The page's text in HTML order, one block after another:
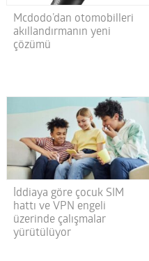
Mcdodo’dan otomobilleri
akıllandırmanın yeni
çözümü
İddiaya göre çocuk SIM
hattı ve VPN engeli
üzerinde çalışmalar
yürütülüyor